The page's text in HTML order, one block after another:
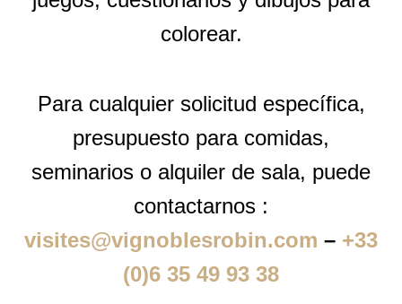
colorear.
Para cualquier solicitud específica,
presupuesto para comidas,
seminarios o alquiler de sala, puede
contactarnos :
visites@vignoblesrobin.com – +33
(0)6 35 49 93 38